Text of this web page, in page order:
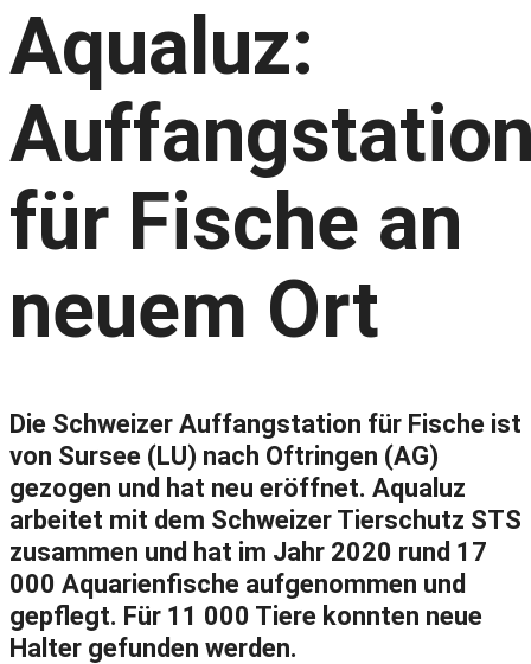
Aqualuz:
für Fische an
neuem Ort
Die Schweizer Auffangstation für Fische ist
von Sursee (LU) nach Oftringen (AG)
gezogen und hat neu eröffnet. Aqualuz
arbeitet mit dem Schweizer Tierschutz STS
zusammen und hat im Jahr 2020 rund 17
000 Aquarienfische aufgenommen und
gepflegt. Für 11 000 Tiere konnten neue
Halter gefunden werden.